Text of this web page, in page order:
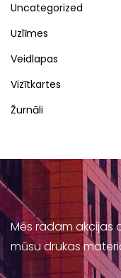
Uncategorized
Uzlīmes
Veidlapas
Vizītkartes
Žurnāli
Mēs radam akcijas
mūsu drukas